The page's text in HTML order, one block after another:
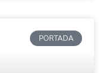
PORTADA